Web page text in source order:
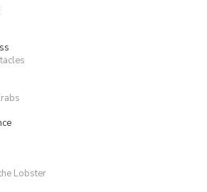
Lobster